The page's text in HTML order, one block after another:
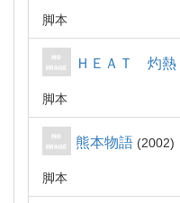
脚本
ＨＥＡＴ 灼
脚本
熊本物語 2002
脚本